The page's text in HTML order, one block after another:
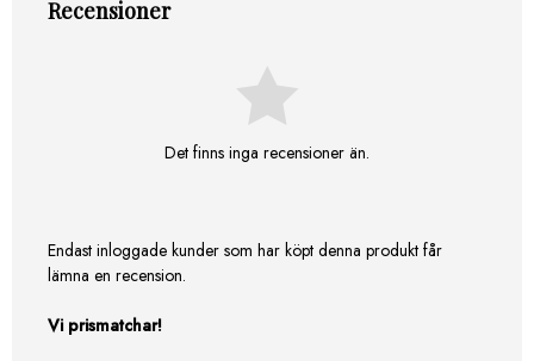
Recensioner
Det finns inga recensioner än.
Endast inloggade kunder som har köpt denna produkt får
lämna en recension.
Vi prismatchar!